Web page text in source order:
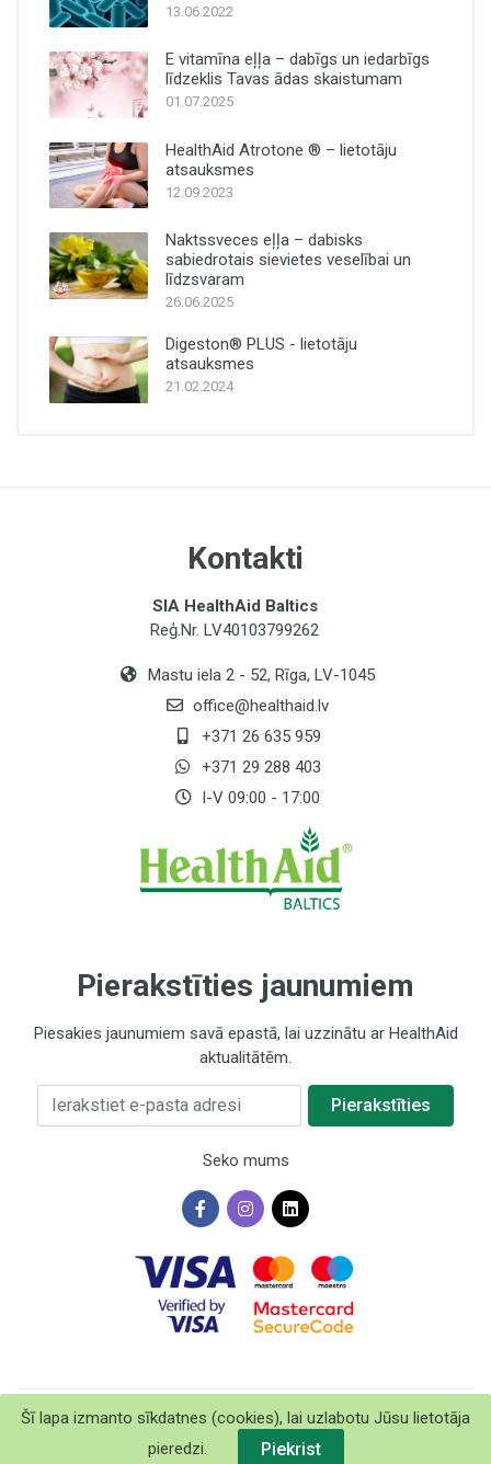
Šī lapa izmanto sīkdatnes (cookies), lai uzlabotu Jūsu lietotāja
pieredzi.
Piekrist
13.06.2022
E vitamīna eļļa – dabīgs un iedarbīgs
līdzeklis Tavas ādas skaistumam
01.07.2025
HealthAid Atrotone ® – lietotāju
atsauksmes
12.09.2023
Naktssveces eļļa – dabisks
sabiedrotais sievietes veselībai un
līdzsvaram
26.06.2025
Digeston® PLUS - lietotāju
atsauksmes
21.02.2024
Kontakti
SIA HealthAid Baltics
Reģ.Nr. LV40103799262
Mastu iela 2 - 52, Rīga, LV-1045
office@healthaid.lv
+371 26 635 959
+371 29 288 403
I-V 09:00 - 17:00
Pierakstīties jaunumiem
Piesakies jaunumiem savā epastā, lai uzzinātu ar HealthAid
aktualitātēm.
Ierakstiet e-pasta adresi Pierakstīties
Seko mums
©2026 HealthAid Baltics SIA. Visas tiesības aizsargātas.
Izstrādāts
BRANDO.PRO